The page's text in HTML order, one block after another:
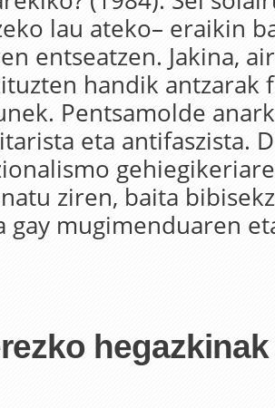
lau ateko– eraikin
entseatzen. Jakina,
handik antzarak
Pentsamolde
eta antifaszista.
ziren, baita
gay mugimenduaren